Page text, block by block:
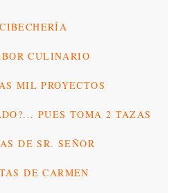
CULINARIO
MIL PROYECTOS
PUES TOMA 2 TAZAS
DE SR. SEÑOR
DE CARMEN